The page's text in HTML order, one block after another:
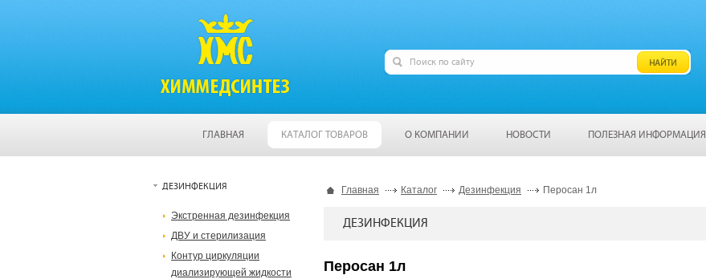
ГЛАВНАЯ КАТАЛОГ ТОВАРОВ О КОМПАНИИ НОВОСТИ ПОЛЕЗНАЯ ИНФОРМАЦИЯ
Главная Каталог Дезинфекция Перосан 1л
ДЕЗИНФЕКЦИЯ
Перосан 1л
ДЕЗИНФЕКЦИЯ
Экстренная дезинфекция
ДВУ и стерилизация
Контур циркуляции
диализирующей жидкости